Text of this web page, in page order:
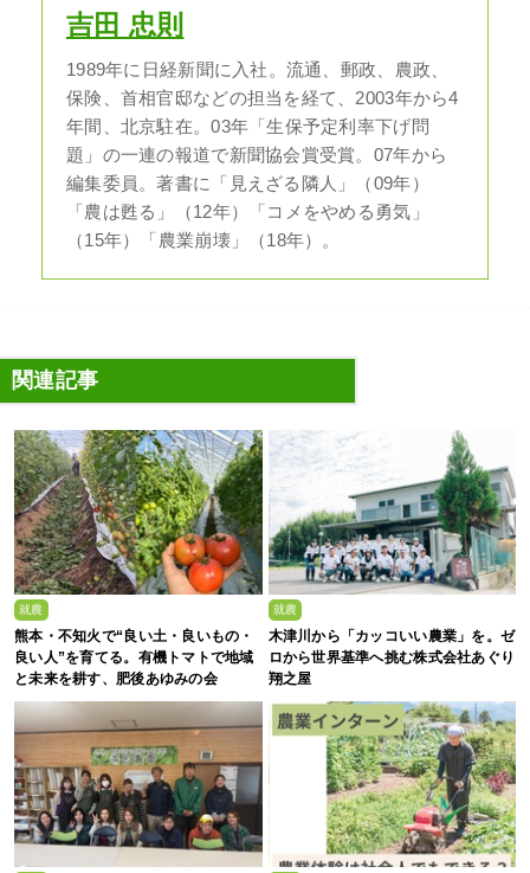
吉田 忠則
1989年に日経新聞に入社。流通、郵政、農政、
保険、首相官邸などの担当を経て、2003年から4
年間、北京駐在。03年「生保予定利率下げ問
題」の一連の報道で新聞協会賞受賞。07年から
編集委員。著書に「見えざる隣人」（09年）
「農は甦る」（12年）「コメをやめる勇気」
（15年）「農業崩壊」（18年）。
関連記事
就農
熊本・不知火で“良い土・良いもの・
良い人”を育てる。有機トマトで地域
と未来を耕す、肥後あゆみの会
就農
木津川から「カッコいい農業」を。ゼ
ロから世界基準へ挑む株式会社あぐり
翔之屋